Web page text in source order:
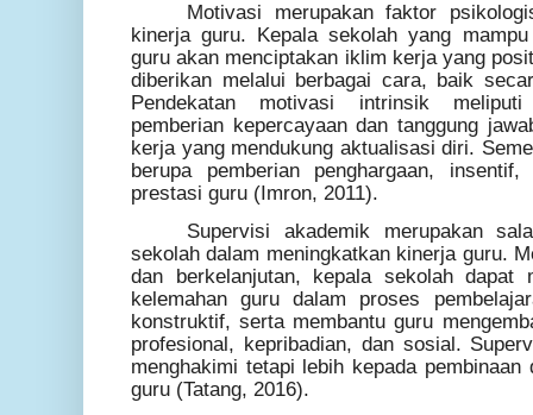
Motivasi merupakan faktor
kinerja guru. Kepala sekolah yang
guru akan menciptakan iklim kerja yang
diberikan melalui berbagai cara, baik
Pendekatan motivasi intrinsik meliputi
pemberian kepercayaan dan tanggung
kerja yang mendukung aktualisasi diri.
berupa pemberian penghargaan,
prestasi guru (Imron, 2011).
Supervisi akademik merupakan
sekolah dalam meningkatkan kinerja guru.
dan berkelanjutan, kepala sekolah dapat
kelemahan guru dalam proses
konstruktif, serta membantu guru
profesional, kepribadian, dan sosial.
menghakimi tetapi lebih kepada pembinaan
guru (Tatang, 2016).